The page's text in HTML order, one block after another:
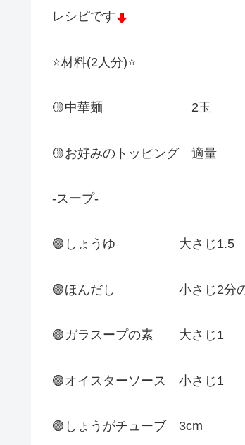
レシピです
⭐️材料(2人分)⭐️
🟡中華麺 2玉
🟡お好みのトッピング 適量
-スープ-
🟢しょうゆ 大さじ1.5
🟢ほんだし 小さじ2分
🟢ガラスープの素 大さじ1
🟢オイスターソース 小さじ1
🟢しょうがチューブ 3cm